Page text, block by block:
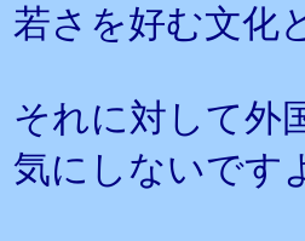
若さを好む文化
それに対して外
気にしないです